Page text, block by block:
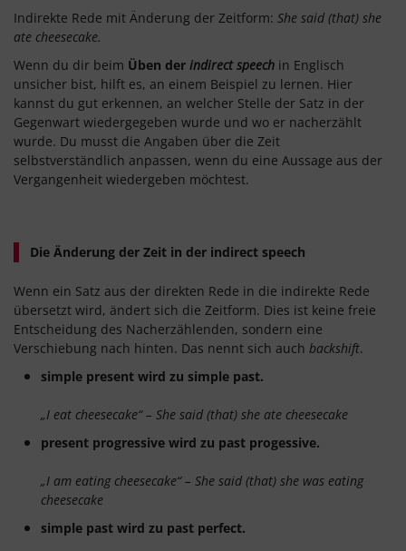
Indirekte Rede mit Änderung der Zeitform: She said (that) she
ate cheesecake.
Wenn du dir beim Üben der indirect speech in Englisch
unsicher bist, hilft es, an einem Beispiel zu lernen. Hier
kannst du gut erkennen, an welcher Stelle der Satz in der
Gegenwart wiedergegeben wurde und wo er nacherzählt
wurde. Du musst die Angaben über die Zeit
selbstverständlich anpassen, wenn du eine Aussage aus der
Vergangenheit wiedergeben möchtest.
Die Änderung der Zeit in der indirect speech
Wenn ein Satz aus der direkten Rede in die indirekte Rede
übersetzt wird, ändert sich die Zeitform. Dies ist keine freie
Entscheidung des Nacherzählenden, sondern eine
Verschiebung nach hinten. Das nennt sich auch backshift.
simple present wird zu simple past.
„I eat cheesecake“ – She said (that) she ate cheesecake
present progressive wird zu past progessive.
„I am eating cheesecake“ – She said (that) she was eating
cheesecake
simple past wird zu past perfect.